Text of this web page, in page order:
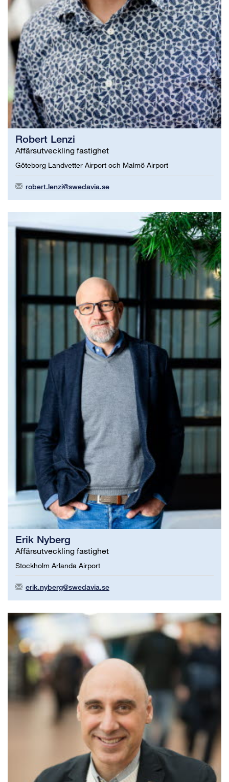
Robert Lenzi
Affärsutveckling fastighet
Göteborg Landvetter Airport och Malmö Airport
robert.lenzi@swedavia.se
Erik Nyberg
Affärsutveckling fastighet
Stockholm Arlanda Airport
erik.nyberg@swedavia.se